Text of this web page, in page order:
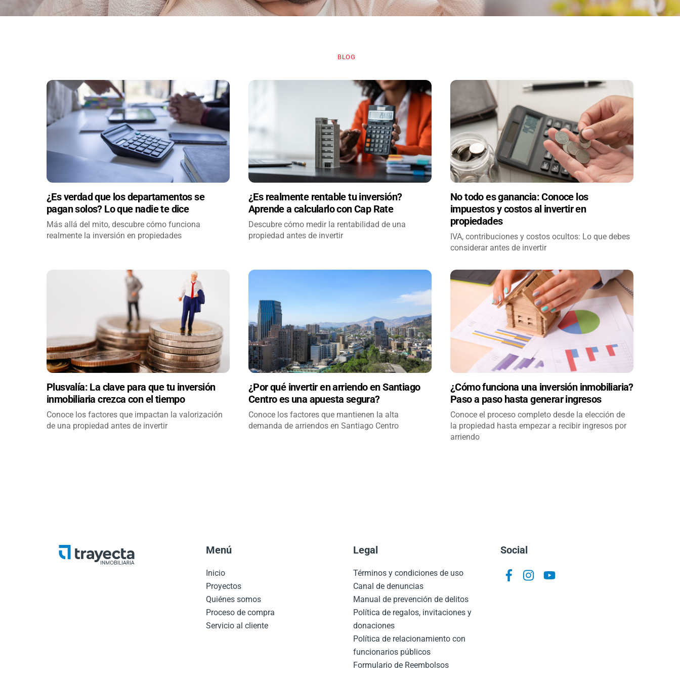
BLOG
¿Es verdad que los departamentos se
pagan solos? Lo que nadie te dice
Más allá del mito, descubre cómo funciona
realmente la inversión en propiedades
¿Es realmente rentable tu inversión?
Aprende a calcularlo con Cap Rate
Descubre cómo medir la rentabilidad de una
propiedad antes de invertir
No todo es ganancia: Conoce los
impuestos y costos al invertir en
propiedades
IVA, contribuciones y costos ocultos: Lo que debes
considerar antes de invertir
Plusvalía: La clave para que tu inversión
inmobiliaria crezca con el tiempo
Conoce los factores que impactan la valorización
de una propiedad antes de invertir
¿Por qué invertir en arriendo en Santiago
Centro es una apuesta segura?
Conoce los factores que mantienen la alta
demanda de arriendos en Santiago Centro
¿Cómo funciona una inversión inmobiliaria?
Paso a paso hasta generar ingresos
Conoce el proceso completo desde la elección de
la propiedad hasta empezar a recibir ingresos por
arriendo
Menú
Inicio
Proyectos
Quiénes somos
Proceso de compra
Servicio al cliente
Legal
Términos y condiciones de uso
Canal de denuncias
Manual de prevención de delitos
Política de regalos, invitaciones y
donaciones
Política de relacionamiento con
funcionarios públicos
Formulario de Reembolsos
Social
Icon
Icon
Icon